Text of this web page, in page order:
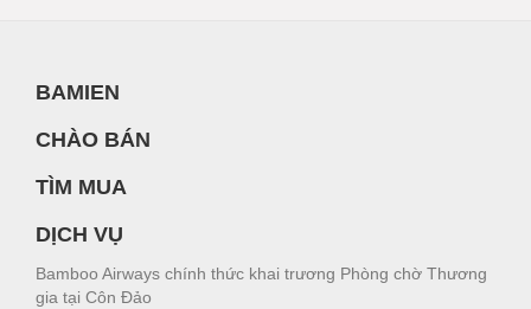
BAMIEN
CHÀO BÁN
TÌM MUA
DỊCH VỤ
Bamboo Airways chính thức khai trương Phòng chờ Thương
gia tại Côn Đảo